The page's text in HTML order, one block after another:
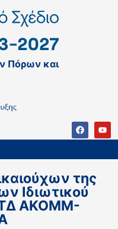
Πόρων και
της
Ιδιωτικού
ΑΚΟΜΜ-